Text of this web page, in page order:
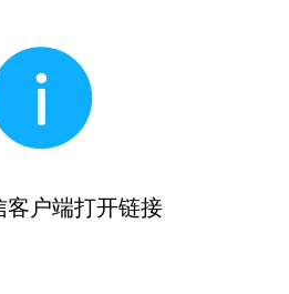
客户端打开链接